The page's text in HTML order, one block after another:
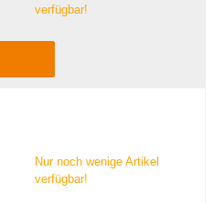
verfügbar!
Nur noch wenige Artikel
verfügbar!